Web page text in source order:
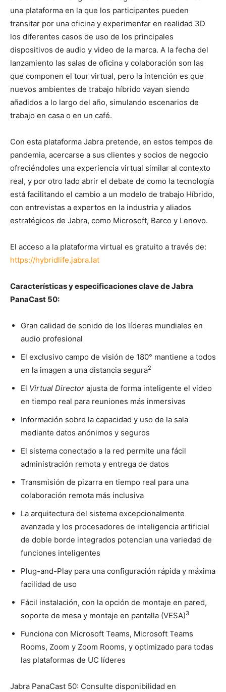
una plataforma en la que los participantes pueden
transitar por una oficina y experimentar en realidad 3D
los diferentes casos de uso de los principales
dispositivos de audio y video de la marca. A la fecha del
lanzamiento las salas de oficina y colaboración son las
que componen el tour virtual, pero la intención es que
nuevos ambientes de trabajo híbrido vayan siendo
añadidos a lo largo del año, simulando escenarios de
trabajo en casa o en un café.
Con esta plataforma Jabra pretende, en estos tempos de
pandemia, acercarse a sus clientes y socios de negocio
ofreciéndoles una experiencia virtual similar al contexto
real, y por otro lado abrir el debate de como la tecnología
está facilitando el cambio a un modelo de trabajo Híbrido,
con entrevistas a expertos en la industria y aliados
estratégicos de Jabra, como Microsoft, Barco y Lenovo.
El acceso a la plataforma virtual es gratuito a través de:
https://hybridlife.jabra.lat
Características y especificaciones clave de Jabra
PanaCast 50:
Gran calidad de sonido de los líderes mundiales en
audio profesional
El exclusivo campo de visión de 180° mantiene a todos
en la imagen a una distancia segura2
El Virtual Director ajusta de forma inteligente el video
en tiempo real para reuniones más inmersivas
Información sobre la capacidad y uso de la sala
mediante datos anónimos y seguros
El sistema conectado a la red permite una fácil
administración remota y entrega de datos
Transmisión de pizarra en tiempo real para una
colaboración remota más inclusiva
La arquitectura del sistema excepcionalmente
avanzada y los procesadores de inteligencia artificial
de doble borde integrados potencian una variedad de
funciones inteligentes
Plug-and-Play para una configuración rápida y máxima
facilidad de uso
Fácil instalación, con la opción de montaje en pared,
soporte de mesa y montaje en pantalla (VESA)3
Funciona con Microsoft Teams, Microsoft Teams
Rooms, Zoom y Zoom Rooms, y optimizado para todas
las plataformas de UC líderes
Jabra PanaCast 50: Consulte disponibilidad en